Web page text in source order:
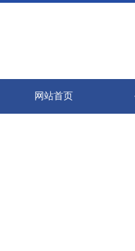
网站首页